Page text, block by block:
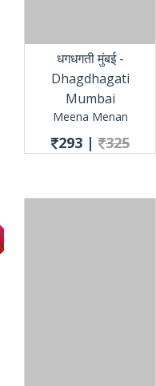
धगधगती मुंबई -
Dhagdhagati
Mumbai
Meena Menan
293 | 325